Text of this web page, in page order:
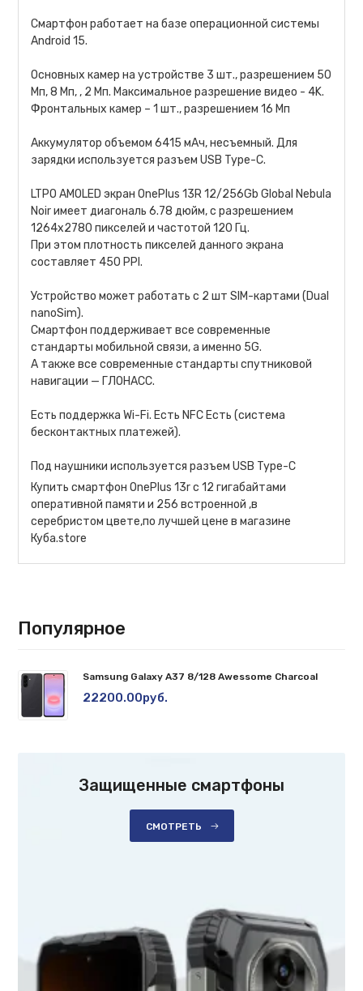
Смартфон работает на базе операционной системы
Android 15.
Основных камер на устройстве 3 шт., разрешением 50
Мп, 8 Мп, , 2 Мп. Максимальное разрешение видео - 4K.
Фронтальных камер – 1 шт., разрешением 16 Мп
Аккумулятор объемом 6415 мАч, несъемный. Для
зарядки используется разъем USB Type-C.
LTPO AMOLED экран OnePlus 13R 12/256Gb Global Nebula
Noir имеет диагональ 6.78 дюйм, с разрешением
1264x2780 пикселей и частотой 120 Гц.
При этом плотность пикселей данного экрана
составляет 450 PPI.
Устройство может работать с 2 шт SIM-картами (Dual
nanoSim).
Смартфон поддерживает все современные
стандарты мобильной связи, а именно 5G.
А также все современные стандарты спутниковой
навигации — ГЛОНАСС.
Есть поддержка Wi-Fi. Есть NFC Есть (система
бесконтактных платежей).
Под наушники используется разъем USB Type-C
Купить смартфон OnePlus 13r c 12 гигабайтами
оперативной памяти и 256 встроенной ,в
серебристом цвете,по лучшей цене в магазине
Куба.store
Популярное
Samsung Galaxy A37 8/128 Awessome Charcoal
22200.00руб.
Защищенные смартфоны
СМОТРЕТЬ